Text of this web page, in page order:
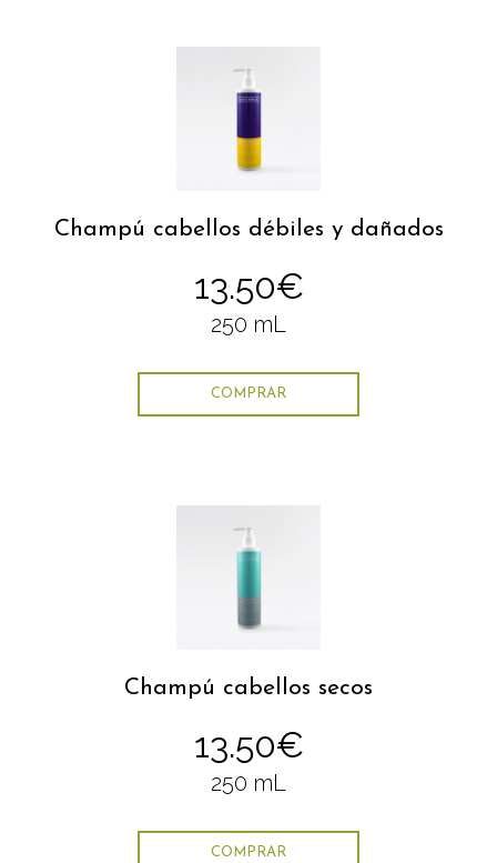
Champú cabellos débiles y dañados
13.50€
250 mL
COMPRAR
Champú cabellos secos
13.50€
250 mL
COMPRAR